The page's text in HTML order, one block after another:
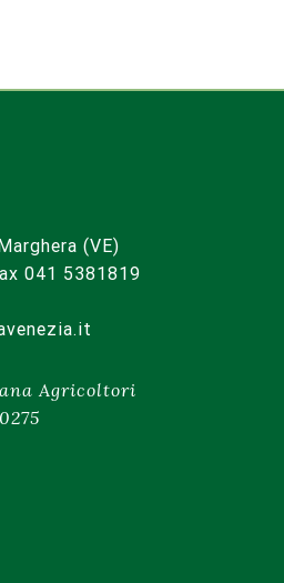
(VE)
041 5381819
Agricoltori